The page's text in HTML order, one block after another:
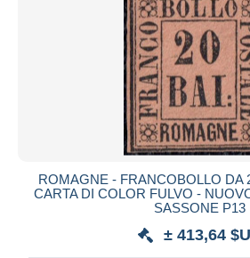
ROMAGNE - FRANCOBOLLO DA
CARTA DI COLOR FULVO -
SASSONE P13
± 413,64